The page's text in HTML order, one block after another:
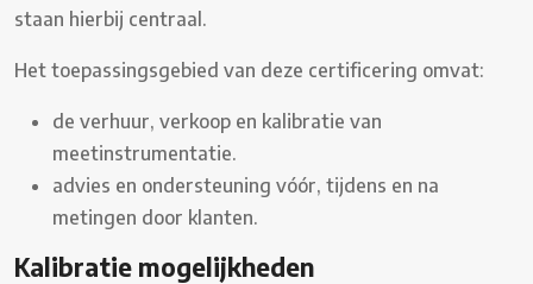
staan hierbij centraal.
Het toepassingsgebied van deze certificering omvat:
de verhuur, verkoop en kalibratie van
meetinstrumentatie.
advies en ondersteuning vóór, tijdens en na
metingen door klanten.
Kalibratie mogelijkheden